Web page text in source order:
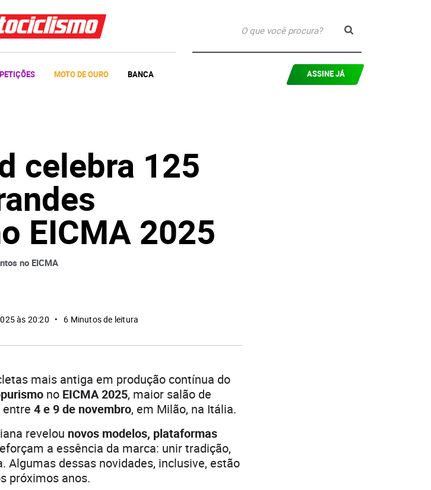
MOTO DE OURO BANCA ASSINE JÁ
celebra 125
EICMA 2025
no EICMA
às 20:20 6 Minutos de leitura
mais antiga em produção contínua do
no EICMA 2025, maior salão de
4 e 9 de novembro, em Milão, na Itália.
revelou novos modelos, plataformas
a essência da marca: unir tradição,
Algumas dessas novidades, inclusive, estão
próximos anos.